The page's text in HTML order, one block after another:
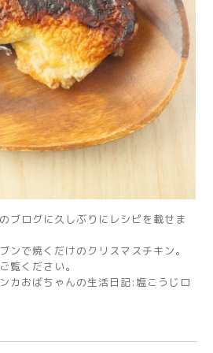
ブログに久しぶりにレシピを載せま
ンで焼くだけのクリスマスチキン。
覧ください。
カおばちゃんの生活日記:塩こうじロ